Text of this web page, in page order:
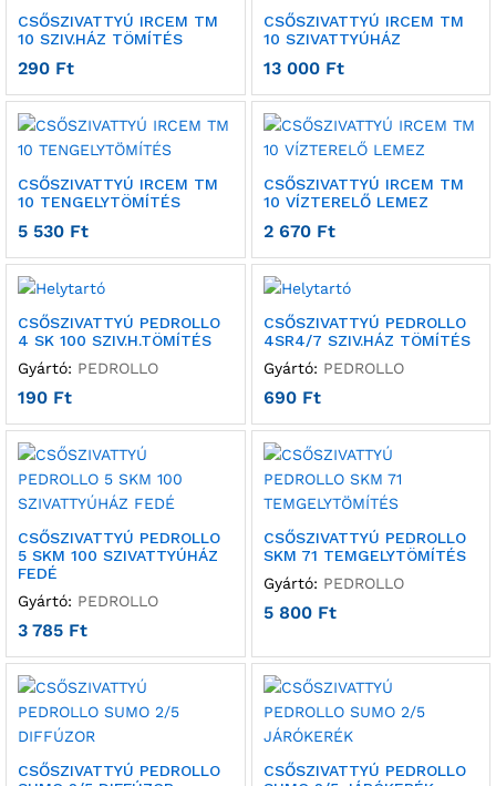
CSŐSZIVATTYÚ IRCEM TM
10 SZIV.HÁZ TÖMÍTÉS
290 Ft
CSŐSZIVATTYÚ IRCEM TM
10 SZIVATTYÚHÁZ
13 000 Ft
CSŐSZIVATTYÚ IRCEM TM
10 TENGELYTÖMÍTÉS
5 530 Ft
CSŐSZIVATTYÚ IRCEM TM
10 VÍZTERELŐ LEMEZ
2 670 Ft
CSŐSZIVATTYÚ PEDROLLO
4 SK 100 SZIV.H.TÖMÍTÉS
Gyártó: PEDROLLO
190 Ft
CSŐSZIVATTYÚ PEDROLLO
4SR4/7 SZIV.HÁZ TÖMÍTÉS
Gyártó: PEDROLLO
690 Ft
CSŐSZIVATTYÚ PEDROLLO
5 SKM 100 SZIVATTYÚHÁZ
FEDÉ
Gyártó: PEDROLLO
3 785 Ft
CSŐSZIVATTYÚ PEDROLLO
SKM 71 TEMGELYTÖMÍTÉS
Gyártó: PEDROLLO
5 800 Ft
CSŐSZIVATTYÚ PEDROLLO
CSŐSZIVATTYÚ PEDROLLO